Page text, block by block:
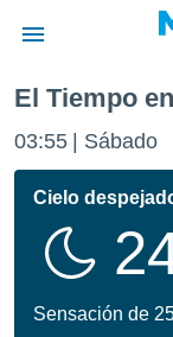
de
por
se
calidad.
a este
las
El Tiempo
03:55 Sábado
Cielo
Sensación de